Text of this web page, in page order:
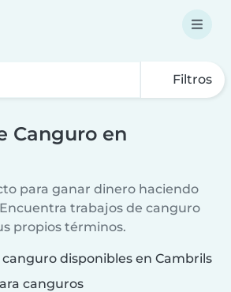
Filtros
Canguro en
para ganar dinero haciendo
trabajos de canguro
propios términos.
disponibles en Cambrils
canguros